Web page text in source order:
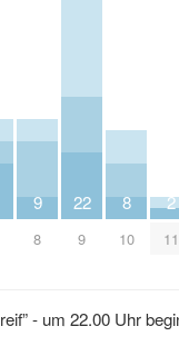
9
8
22
9
8
10
2
11
- um 22.00 Uhr